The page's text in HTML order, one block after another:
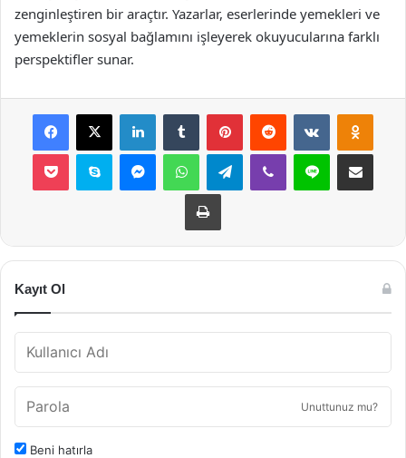
zenginleştiren bir araçtır. Yazarlar, eserlerinde yemekleri ve
yemeklerin sosyal bağlamını işleyerek okuyucularına farklı
perspektifler sunar.
Facebook
X LinkedInTumblr PinterestReddit VKontakte
Pocket Skype MessengerWhatsAppTelegramViber Line E-Posta ile
Yazdır
Kayıt Ol
Unuttunuz mu?
Beni hatırla